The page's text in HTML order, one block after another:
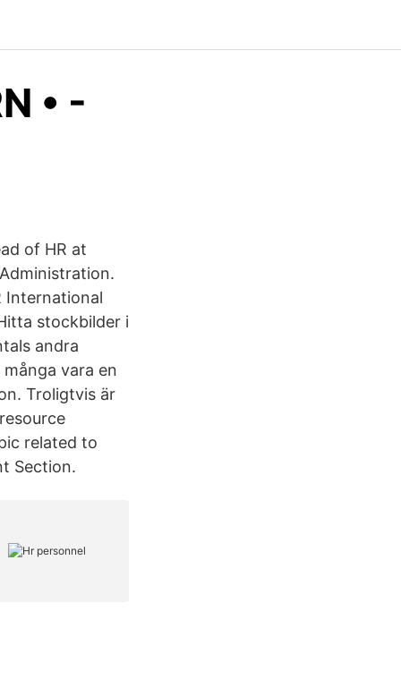
• -
of HR at
International
stockbilder i
andra
vara en
Troligtvis är
related to
Section.